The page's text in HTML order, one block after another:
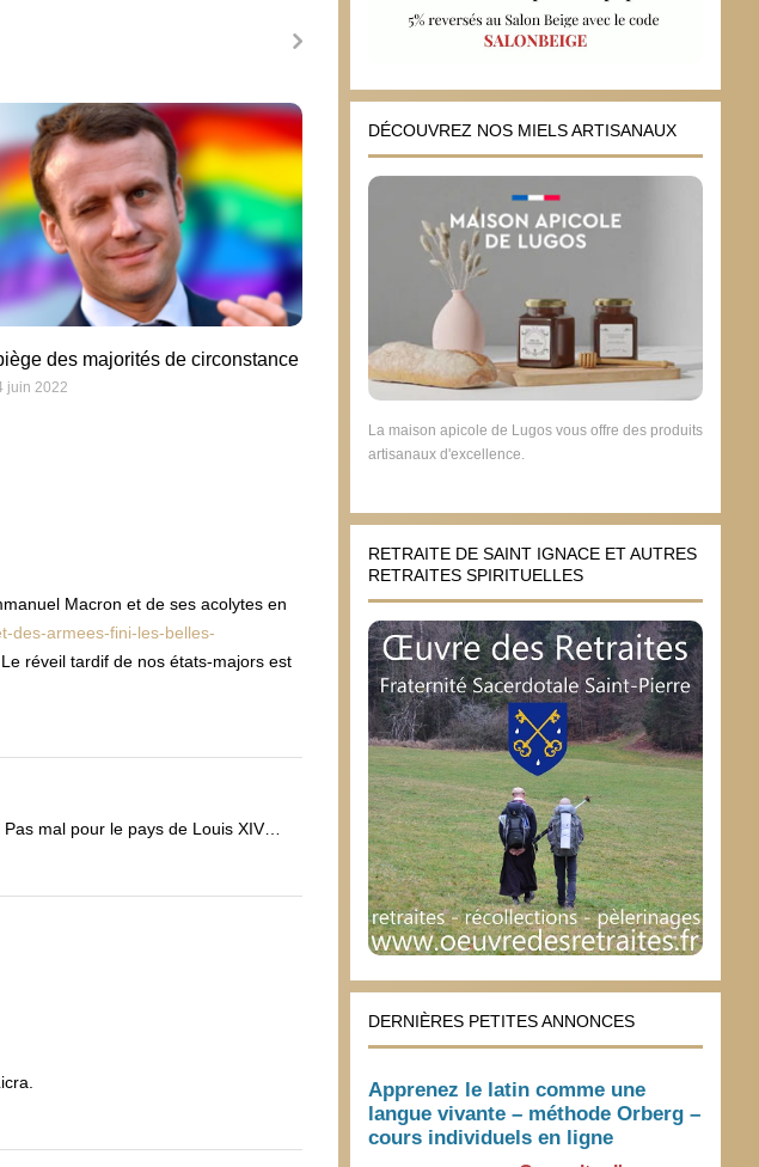
des majorités de circonstance
juin 2022
Nous sommes des catholiques
radicalisés
Macron et de ses acolytes en
des-armees-fini-les-belles-
réveil tardif de nos états-majors est
mal pour le pays de Louis XIV…
DÉCOUVREZ NOS MIELS ARTISANAUX
La maison apicole de Lugos vous offre des produits
artisanaux d'excellence.
RETRAITE DE SAINT IGNACE ET AUTRES
RETRAITES SPIRITUELLES
DERNIÈRES PETITES ANNONCES
Apprenez le latin comme une
langue vivante – méthode Orberg –
cours individuels en ligne